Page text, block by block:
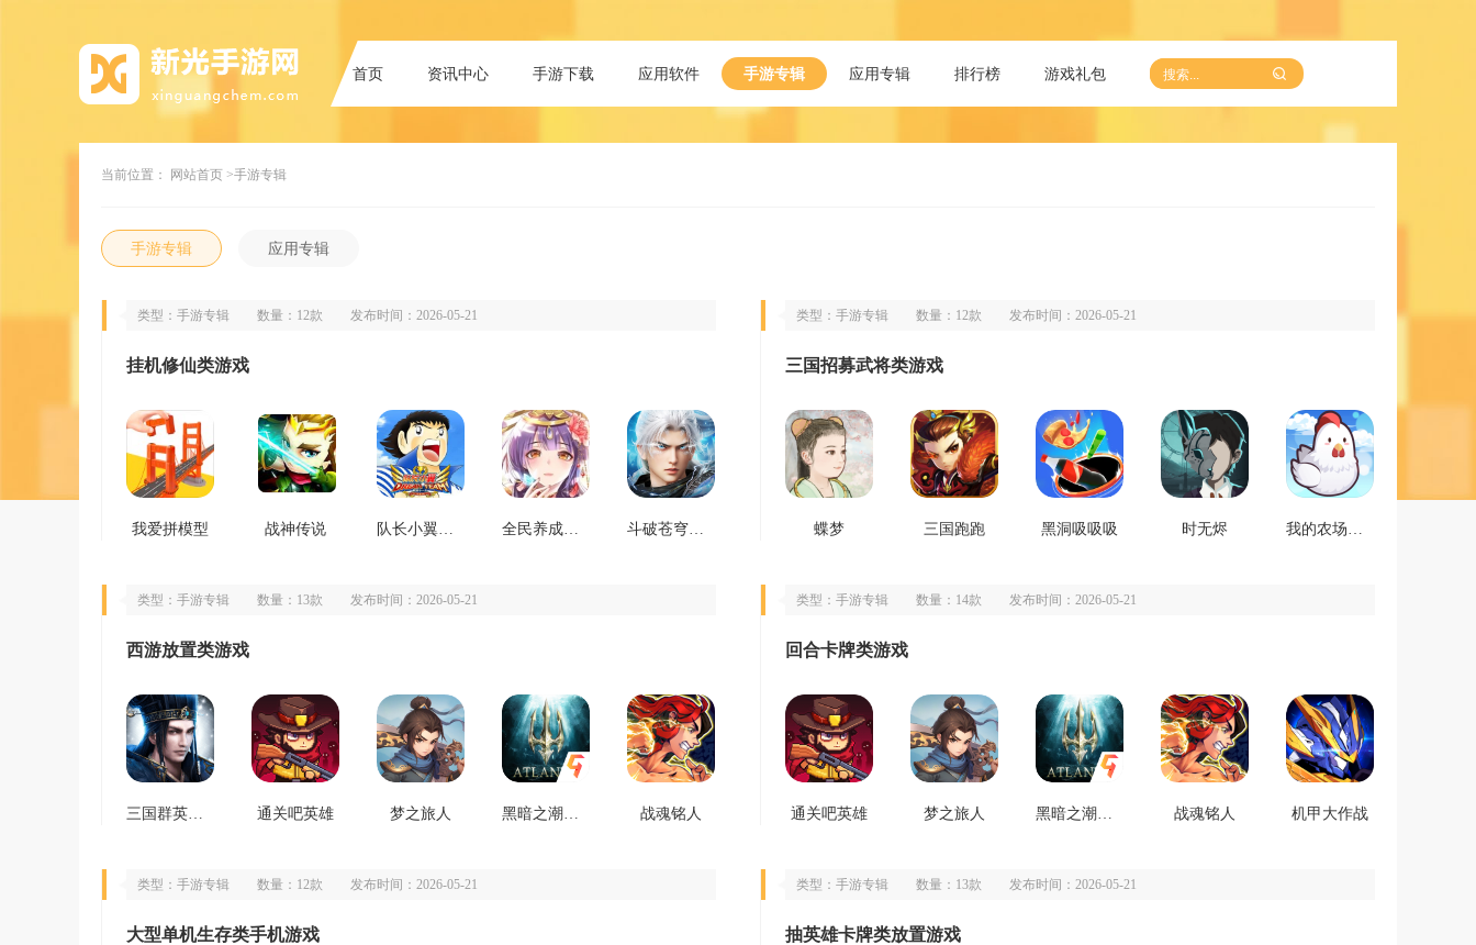
首页 资讯中心 手游下载 应用软件 手游专辑 应用专辑 排行榜 游戏礼包
当前位置： 网站首页 >手游专辑
手游专辑 应用专辑
类型：手游专辑 数量：12款 发布时间：2026-05-21
挂机修仙类游戏
我爱拼模型 战神传说 队长小翼最强十一人 全民养成之女皇陛下 斗破苍穹三年之约
类型：手游专辑 数量：12款 发布时间：2026-05-21
三国招募武将类游戏
蝶梦 三国跑跑 黑洞吸吸吸 时无烬 我的农场物语
类型：手游专辑 数量：13款 发布时间：2026-05-21
西游放置类游戏
三国群英传霸王之业 通关吧英雄 梦之旅人 黑暗之潮契约 战魂铭人
类型：手游专辑 数量：14款 发布时间：2026-05-21
回合卡牌类游戏
通关吧英雄 梦之旅人 黑暗之潮契约 战魂铭人 机甲大作战
类型：手游专辑 数量：12款 发布时间：2026-05-21
大型单机生存类手机游戏
类型：手游专辑 数量：13款 发布时间：2026-05-21
抽英雄卡牌类放置游戏